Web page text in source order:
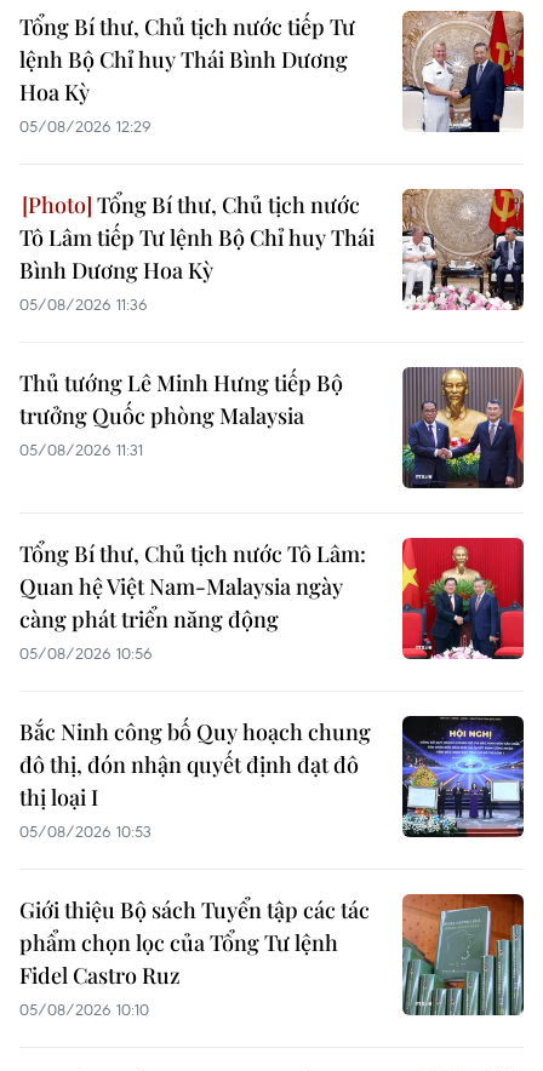
Tổng Bí thư, Chủ tịch nước tiếp Tư
lệnh Bộ Chỉ huy Thái Bình Dương
Hoa Kỳ
05/08/2026 12:29
Tổng Bí thư, Chủ tịch nước
Tô Lâm tiếp Tư lệnh Bộ Chỉ huy Thái
Bình Dương Hoa Kỳ
05/08/2026 11:36
Thủ tướng Lê Minh Hưng tiếp Bộ
trưởng Quốc phòng Malaysia
05/08/2026 11:31
Tổng Bí thư, Chủ tịch nước Tô Lâm:
Quan hệ Việt Nam-Malaysia ngày
càng phát triển năng động
05/08/2026 10:56
Bắc Ninh công bố Quy hoạch chung
đô thị, đón nhận quyết định đạt đô
thị loại I
05/08/2026 10:53
Giới thiệu Bộ sách Tuyển tập các tác
phẩm chọn lọc của Tổng Tư lệnh
Fidel Castro Ruz
05/08/2026 10:10